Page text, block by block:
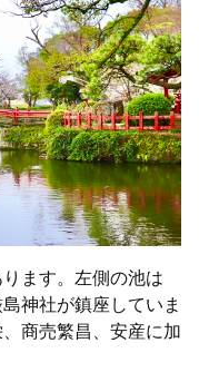
ます。左側の池は
神社が鎮座していま
商売繁昌、安産に加